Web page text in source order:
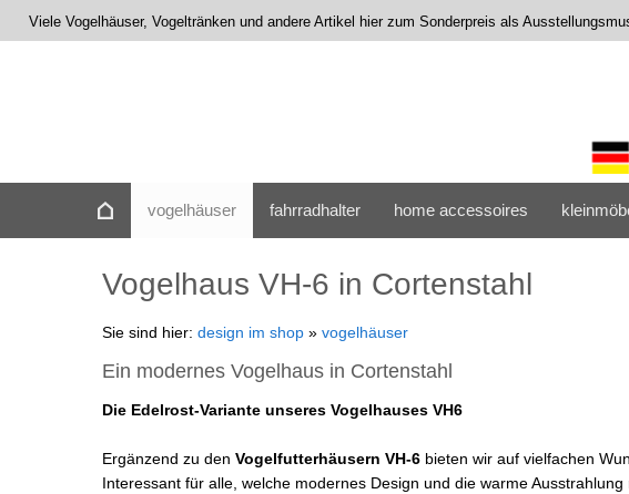
Viele Vogelhäuser, Vogeltränken und andere Artikel hier zum Sonderpreis als
vogelhäuser fahrradhalter home accessoires
Vogelhaus VH-6 in Cortenstahl
Sie sind hier: design im shop » vogelhäuser
Ein modernes Vogelhaus in Cortenstahl
Die Edelrost-Variante unseres Vogelhauses VH6
Ergänzend zu den Vogelfutterhäusern VH-6 bieten wir auf vielfachen
Interessant für alle, welche modernes Design und die warme